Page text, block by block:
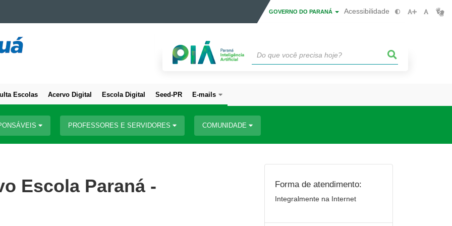
GOVERNO DO PARANÁ Acessibilidade
Escolas Acervo Digital Escola Digital Seed-PR E-mails
PROFESSORES E SERVIDORES COMUNIDADE
Escola Paraná -
Forma de atendimento:
Integralmente na Internet